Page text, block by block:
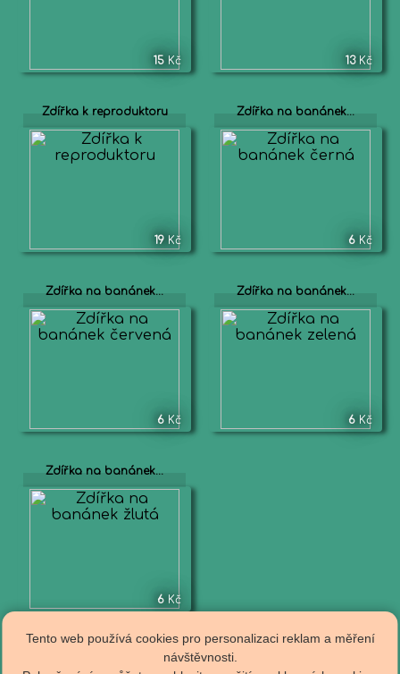
15 Kč 13 Kč
Zdířka k reproduktoru
19 Kč
Zdířka na banánek...
6 Kč
Zdířka na banánek...
6 Kč
Zdířka na banánek...
6 Kč
Zdířka na banánek...
6 Kč
Tento web používá cookies pro personalizaci reklam a měření
návštěvnosti.